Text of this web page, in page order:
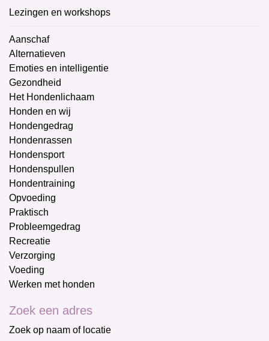
Lezingen en workshops
Aanschaf
Alternatieven
Emoties en intelligentie
Gezondheid
Het Hondenlichaam
Honden en wij
Hondengedrag
Hondenrassen
Hondensport
Hondenspullen
Hondentraining
Opvoeding
Praktisch
Probleemgedrag
Recreatie
Verzorging
Voeding
Werken met honden
Zoek een adres
Zoek op naam of locatie